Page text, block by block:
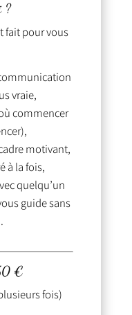
?
fait pour vous
vraie,
commencer
motivant,
à la fois,
quelqu’un
guide sans
€
fois)